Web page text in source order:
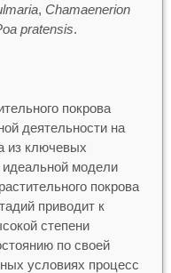
, Chamaenerion
pratensis.
покрова
деятельности на
из ключевых
идеальной модели
покрова
приводит к
степени
по своей
условиях процесс